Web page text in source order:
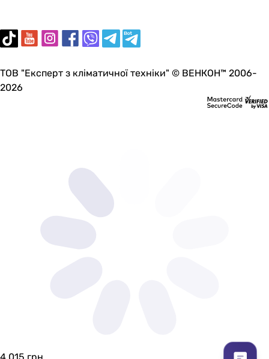
ТОВ "Експерт з кліматичної техніки" © ВЕНКОН™ 2006-
2026